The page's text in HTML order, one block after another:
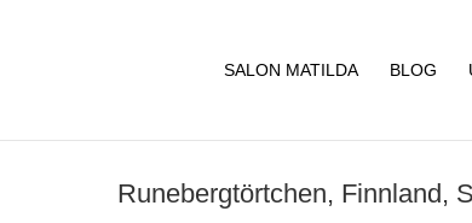
SALON MATILDA BLOG
Runebergtörtchen, Finnland,